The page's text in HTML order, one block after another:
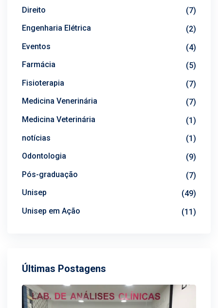
Direito
(7)
Engenharia Elétrica
(2)
Eventos
(4)
Farmácia
(5)
Fisioterapia
(7)
Medicina Venerinária
(7)
Medicina Veterinária
(1)
notícias
(1)
Odontologia
(9)
Pós-graduação
(7)
Unisep
(49)
Unisep em Ação
(11)
Últimas Postagens